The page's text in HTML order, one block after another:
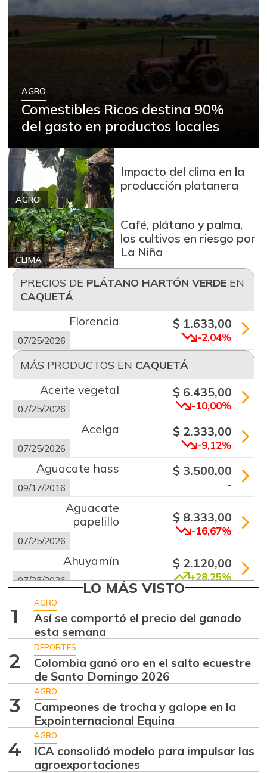
AGRO
Comestibles Ricos destina 90%
del gasto en productos locales
AGRO
Impacto del clima en la
producción platanera
CLIMA
Café, plátano y palma,
los cultivos en riesgo por
La Niña
PRECIOS DE PLÁTANO HARTÓN VERDEEN
CAQUETÁ
Florencia
07/25/2026
$ 1.633,00
-2,04%
MÁS PRODUCTOS EN CAQUETÁ
Aceite vegetal
07/25/2026
$ 6.435,00
-10,00%
Acelga
07/25/2026
$ 2.333,00
-9,12%
Aguacate hass
09/17/2016
$ 3.500,00
-
Aguacate
papelillo
07/25/2026
$ 8.333,00
-16,67%
Ahuyamín
07/25/2026
$ 2.120,00
+28,25%
Alas de pollo sin
costillar
07/25/2026
+1,26%
Arracacha
amarilla
07/25/2026
$ 5.680,00
Arroz de primera
07/25/2026
$ 3.675,00
Bagre rayado
entero fresco
$ 41.333,00
+4,20%
LO MÁS VISTO
1
AGRO
Así se comportó el precio del ganado
esta semana
2
DEPORTES
Colombia ganó oro en el salto ecuestre
de Santo Domingo 2026
3
AGRO
Campeones de trocha y galope en la
Expointernacional Equina
4
AGRO
ICA consolidó modelo para impulsar las
agroexportaciones